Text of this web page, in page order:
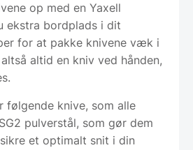
op med en Yaxell
ekstra bordplads i dit
for at pakke knivene væk i
altid en kniv ved hånden,
knive, som alle
pulverstål, som gør dem
et optimalt snit i din